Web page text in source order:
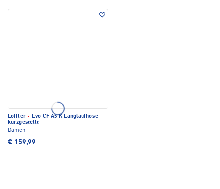
Löffler · Evo CF AS K Langlaufhose
kurzgestellt
Damen
€ 159,99